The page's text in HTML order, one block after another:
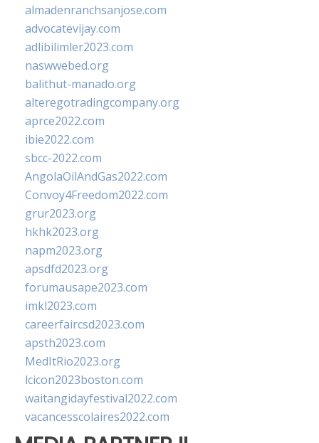
almadenranchsanjose.com
advocatevijay.com
adlibilimler2023.com
naswwebed.org
balithut-manado.org
alteregotradingcompany.org
aprce2022.com
ibie2022.com
sbcc-2022.com
AngolaOilAndGas2022.com
Convoy4Freedom2022.com
grur2023.org
hkhk2023.org
napm2023.org
apsdfd2023.org
forumausape2023.com
imkl2023.com
careerfaircsd2023.com
apsth2023.com
MedItRio2023.org
lcicon2023boston.com
waitangidayfestival2022.com
vacancesscolaires2022.com